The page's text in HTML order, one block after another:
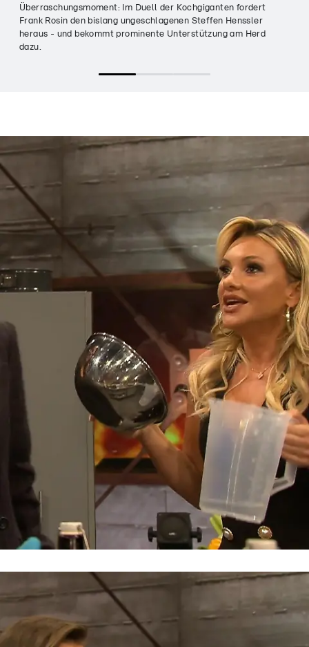
Überraschungsmoment: Im Duell der Kochgiganten fordert
Frank Rosin den bislang ungeschlagenen Steffen Henssler
heraus - und bekommt prominente Unterstützung am Herd
dazu.
Liebesleben bleibt Dauerthema
Grill den Henssler: Statt Skilehrer-
Romanze erlebt Evelyn Burdecki
Panikattacke auf dem Berg